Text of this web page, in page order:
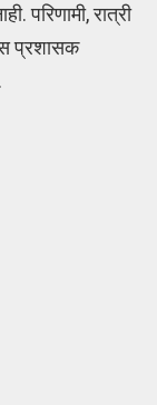
परिणामी, रात्री
प्रशासक